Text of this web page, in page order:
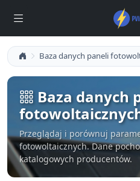
Baza danych paneli
Baza danych
Przeglądaj i porównuj
fotowoltaicznych. Dane
katalogowych producentów.